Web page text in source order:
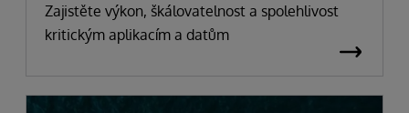
Zajistěte výkon, škálovatelnost a spolehlivost
kritickým aplikacím a datům